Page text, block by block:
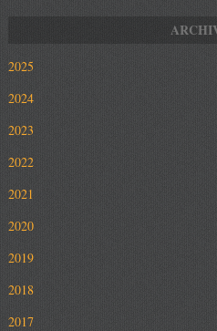
2025
2024
2023
2022
2021
2020
2019
2018
2017